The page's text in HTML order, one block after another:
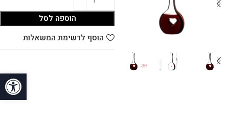
פתח
הוספה לסל
הוסף לרשימת המשאלות